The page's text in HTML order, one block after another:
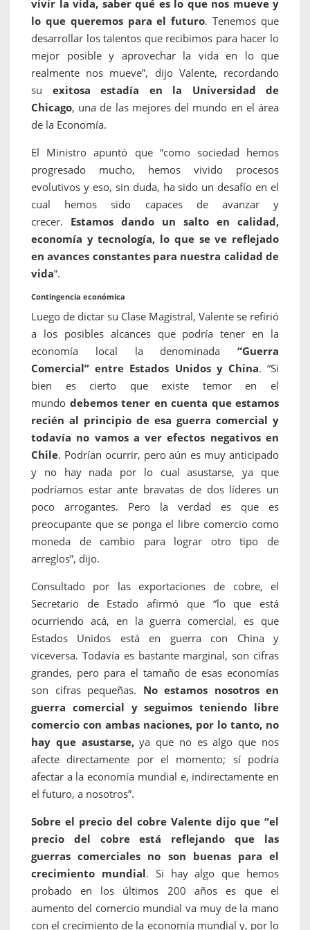
vivir la vida, saber qué es lo que nos mueve y
lo que queremos para el futuro. Tenemos que
desarrollar los talentos que recibimos para hacer lo
mejor posible y aprovechar la vida en lo que
realmente nos mueve”, dijo Valente, recordando
su exitosa estadía en la Universidad de
Chicago, una de las mejores del mundo en el área
de la Economía.
El Ministro apuntó que “como sociedad hemos
progresado mucho, hemos vivido procesos
evolutivos y eso, sin duda, ha sido un desafío en el
cual hemos sido capaces de avanzar y
crecer. Estamos dando un salto en calidad,
economía y tecnología, lo que se ve reflejado
en avances constantes para nuestra calidad de
vida”.
Contingencia económica
Luego de dictar su Clase Magistral, Valente se refirió
a los posibles alcances que podría tener en la
economía local la denominada “Guerra
Comercial” entre Estados Unidos y China. “Si
bien es cierto que existe temor en el
mundo debemos tener en cuenta que estamos
recién al principio de esa guerra comercial y
todavía no vamos a ver efectos negativos en
Chile. Podrían ocurrir, pero aún es muy anticipado
y no hay nada por lo cual asustarse, ya que
podríamos estar ante bravatas de dos líderes un
poco arrogantes. Pero la verdad es que es
preocupante que se ponga el libre comercio como
moneda de cambio para lograr otro tipo de
arreglos”, dijo.
Consultado por las exportaciones de cobre, el
Secretario de Estado afirmó que “lo que está
ocurriendo acá, en la guerra comercial, es que
Estados Unidos está en guerra con China y
viceversa. Todavía es bastante marginal, son cifras
grandes, pero para el tamaño de esas economías
son cifras pequeñas. No estamos nosotros en
guerra comercial y seguimos teniendo libre
comercio con ambas naciones, por lo tanto, no
hay que asustarse,ya que no es algo que nos
afecte directamente por el momento; sí podría
afectar a la economía mundial e, indirectamente en
el futuro, a nosotros”.
Sobre el precio del cobre Valente dijo que “el
precio del cobre está reflejando que las
guerras comerciales no son buenas para el
crecimiento mundial. Si hay algo que hemos
probado en los últimos 200 años es que el
aumento del comercio mundial va muy de la mano
con el crecimiento de la economía mundial y, por lo